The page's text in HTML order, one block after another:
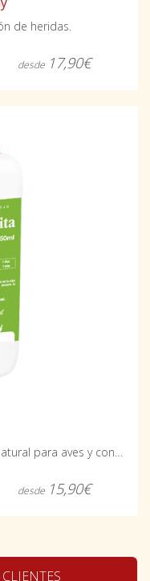
de heridas.
desde 17,90€
Refuerzo multivitamínico y mineral natural para aves y conejos
desde 15,90€